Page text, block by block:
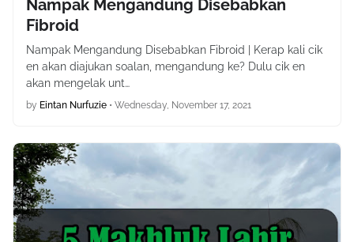
Nampak Mengandung Disebabkan
Fibroid
Nampak Mengandung Disebabkan Fibroid | Kerap kali cik
en akan diajukan soalan, mengandung ke? Dulu cik en
akan mengelak unt…
by Eintan Nurfuzie • Wednesday, November 17, 2021